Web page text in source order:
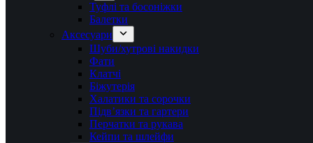
Туфлі та босоніжки
Балетки
Аксесуари
Шуби/хутрові накидки
Фати
Клатчі
Біжутерія
Халатики та сорочки
Підвʼязки та гартери
Перчатки та рукава
Кейпи та шлейфи